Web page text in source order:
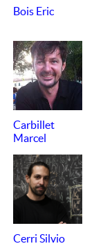
Bois Eric
Carbillet
Marcel
Cerri Silvio